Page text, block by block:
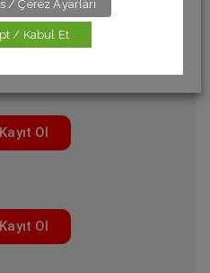
Ol
Ol
Ol
/ Çerez Ayarları
/ Kabul Et